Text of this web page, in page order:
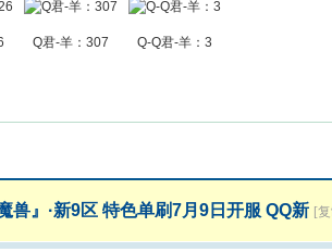
Q君-羊：307 Q-Q君-羊：3
兽』·新9区 特色单刷7月9日开服 QQ新 [